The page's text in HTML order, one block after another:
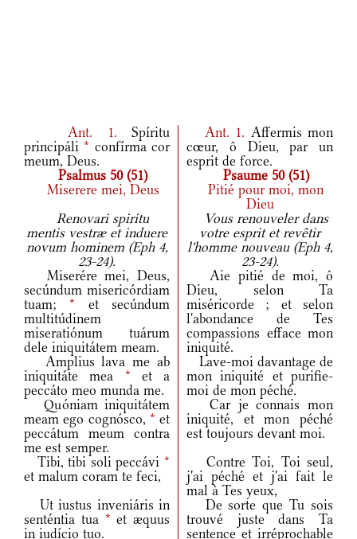
Ant. 1. Spíritu
principáli* confírma cor
meum, Deus.
Ant. 1. Affermis mon
cœur, ô Dieu, par un
esprit de force.
Psalmus 50 (51)
Psaume 50 (51)
Miserere mei, Deus
Pitié pour moi, mon
Dieu
Renovari spiritu
mentis vestræ et induere
novum hominem (Eph 4,
23-24).
Vous renouveler dans
votre esprit et revêtir
l'homme nouveau (Eph 4,
23-24).
Miserére mei, Deus,
secúndum misericórdiam
tuam;* et secúndum
multitúdinem
miseratiónum tuárum
dele iniquitátem meam.
Aie pitié de moi, ô
Dieu, selon Ta
miséricorde ; et selon
l'abondance de Tes
compassions efface mon
iniquité.
Amplius lava me ab
iniquitáte mea * et a
peccáto meo munda me.
Lave-moi davantage de
mon iniquité et purifie-
moi de mon péché.
Quóniam iniquitátem
meam ego cognósco, * et
peccátum meum contra
me est semper.
Car je connais mon
iniquité, et mon péché
est toujours devant moi.
Tibi, tibi soli peccávi *
et malum coram te feci,
Contre Toi, Toi seul,
j'ai péché et j'ai fait le
mal à Tes yeux,
Ut iustus inveniáris in
senténtia tua * et æquus
in iudício tuo.
De sorte que Tu sois
trouvé juste dans Ta
sentence et irréprochable